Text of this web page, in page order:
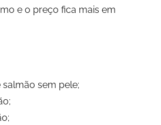
e o preço fica mais em
sem pele;